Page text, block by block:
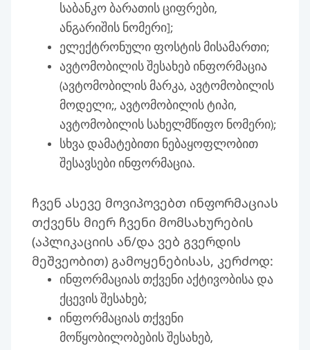
საბანკო ბარათის ციფრები,
ანგარიშის ნომერი];
ელექტრონული ფოსტის მისამართი;
ავტომობილის შესახებ ინფორმაცია
(ავტომობილის მარკა, ავტომობილის
მოდელი;, ავტომობილის ტიპი,
ავტომობილის სახელმწიფო ნომერი);
სხვა დამატებითი ნებაყოფლობით
შესავსები ინფორმაცია.
ჩვენ ასევე მოვიპოვებთ ინფორმაციას
თქვენს მიერ ჩვენი მომსახურების
(აპლიკაციის ან/და ვებ გვერდის
მეშვეობით) გამოყენებისას, კერძოდ:
ინფორმაციას თქვენი აქტივობისა და
ქცევის შესახებ;
ინფორმაციას თქვენი
მოწყობილობების შესახებ,